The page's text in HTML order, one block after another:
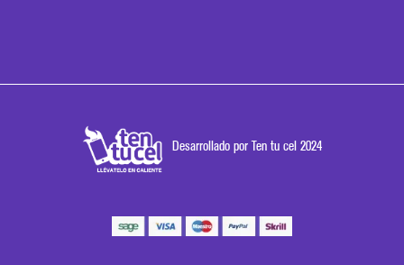
Desarrollado por Ten tu cel 2024